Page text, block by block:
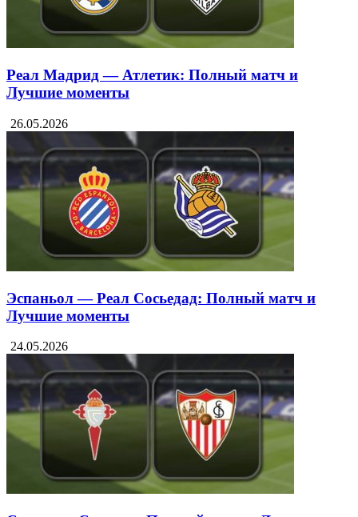
Реал Мадрид — Атлетик: Полный матч и
Лучшие моменты
26.05.2026
Эспаньол — Реал Сосьедад: Полный матч и
Лучшие моменты
24.05.2026